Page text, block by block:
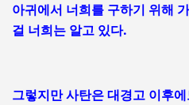
아귀에서 너희를 구하기 위해
걸 너희는 알고 있다.
그렇지만 사탄은 대경고 이후